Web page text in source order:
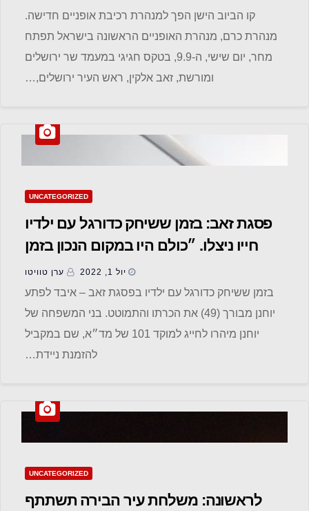
קו הביוב הישן הפך למנהרת רכיבת אופניים חדישה.
מנהרת כרם, מנהרת האופניים הראשונה בישראל תפתח
מחר, יום שישי, ה-9.9, בטקס חגיגי במעמד שר ירושלים
ומורשת, זאב אלקין, ראש העיר ירושלים,…
UNCATEGORIZED
פסגת זאב: בזמן ששיחק כדורגל עם ילדיו
חייו ניצלו. ״כולם היו במקום הנכון בזמן
הנכון״
יול 1, 2022 ערן טוויטו
בזמן ששיחק כדורגל עם ילדיו בפסגת זאב – איבד לפתע
יוחנן מבורך (49) את הכרתו והתמוטט. בני המשפחה של
יוחנן מיהרו לחייג למוקד 101 של מד״א, שם במקביל
להזמנת ניידת…
UNCATEGORIZED
לראשונה: משלחת עיר הבירה תשתתף